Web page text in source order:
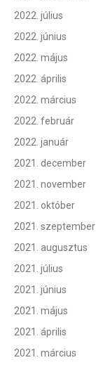
2022. július
2022. június
2022. május
2022. április
2022. március
2022. február
2022. január
2021. december
2021. november
2021. október
2021. szeptember
2021. augusztus
2021. július
2021. június
2021. május
2021. április
2021. március